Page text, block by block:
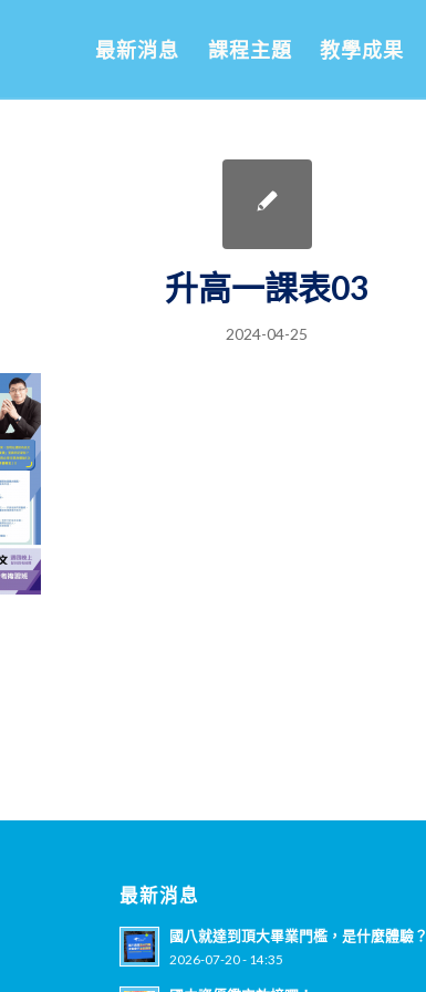
最新消息 課程主題 教學成果
升高一課表03
2024-04-25
最新消息
國八就達到頂大畢業門檻，是什麼體驗？
2026-07-20 - 14:35